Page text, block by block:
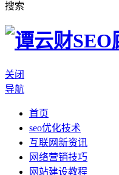
搜索
关闭
导航
首页
seo优化技术
互联网新资讯
网络营销技巧
网站建设教程